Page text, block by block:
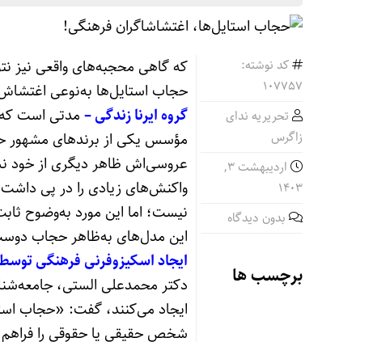
کد نوشته:
107757
تحریریه ندای
زاگرس
اردیبهشت ۳,
۱۴۰۳
بدون دیدگاه
برچسب ها
که گاهی محجبه‌های واقعی نیز
حجاب استایل‌ها به‌نوعی
گروه ایرنا زندگی –مدتی است که
مؤسس یکی از برندهای مشهور
عروسی‌اش ظاهر دیگری از خود
واکنش‌های زیادی را در پی
نیست؛ اما این مورد به‌وضوح
این مدل‌های به‌ظاهر حجاب
ایجاد اسکیزوفرنی فرهنگی
دکتر محمدعلی الستی،
ایجاد می‌کنند، گفت: «حجاب
شخص حقیقی یا حقوقی را فراهم